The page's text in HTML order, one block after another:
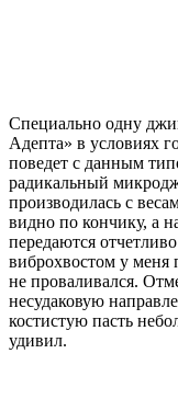
Специально одну
Адепта» в условиях
поведет с данным
радикальный
производилась с
видно по кончику, а
передаются
виброхвостом у меня
не проваливался.
несудаковую
костистую пасть
удивил.